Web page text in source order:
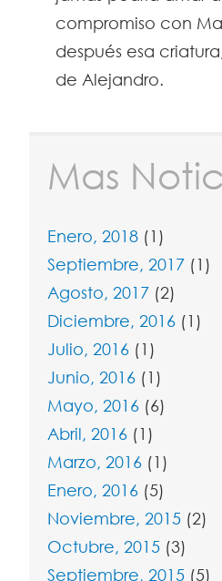
compromiso con
después esa
de Alejandro.
Mas
Enero, 2018 (1)
Septiembre, 2017 (1)
Agosto, 2017 (2)
Diciembre, 2016 (1)
Julio, 2016 (1)
Junio, 2016 (1)
Mayo, 2016 (6)
Abril, 2016 (1)
Marzo, 2016 (1)
Enero, 2016 (5)
Noviembre, 2015 (2)
Octubre, 2015 (3)
Septiembre, 2015 (5)